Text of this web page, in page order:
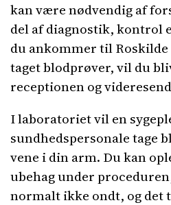
kan være nødvendig af
del af diagnostik, kontrol
du ankommer til Roskilde
taget blodprøver, vil du
receptionen og
I laboratoriet vil en
sundhedspersonale tage
vene i din arm. Du kan
ubehag under
normalt ikke ondt, og det